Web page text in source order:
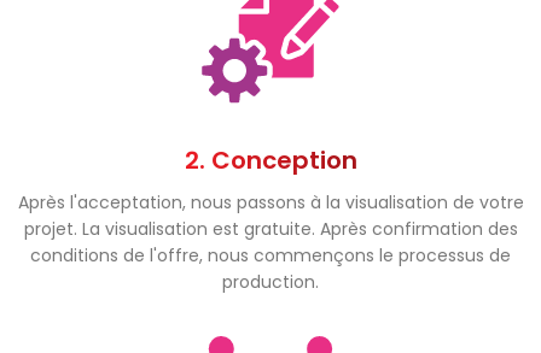
2. Conception
Après l'acceptation, nous passons à la visualisation de votre
projet. La visualisation est gratuite. Après confirmation des
conditions de l'offre, nous commençons le processus de
production.